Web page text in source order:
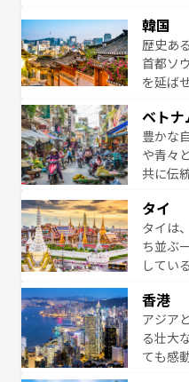
から高
韓国
歴史あ
首都ソ
を延ば
能でき
ベトナ
豊かな
や青々
共に伝
まない
地で味
い。
タイ
タイは
ち並ぶ
してい
ら高級
ってい
香港
アジア
る壮大
ても感